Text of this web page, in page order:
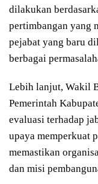
dilakukan
pertimbangan yang
pejabat yang baru
berbagai
Lebih lanjut, Wakil
Pemerintah
evaluasi terhadap
upaya memperkuat
memastikan
dan misi